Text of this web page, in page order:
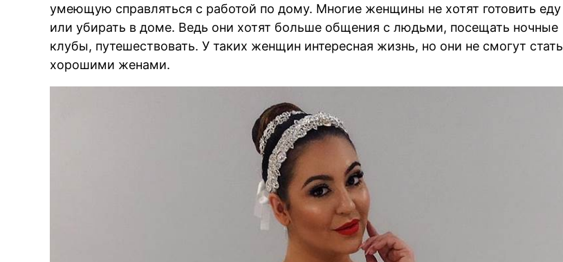
умеющую справляться с работой по дому. Многие женщины не хотят готовить еду
или убирать в доме. Ведь они хотят больше общения с людьми, посещать ночные
клубы, путешествовать. У таких женщин интересная жизнь, но они не смогут стать
хорошими женами.